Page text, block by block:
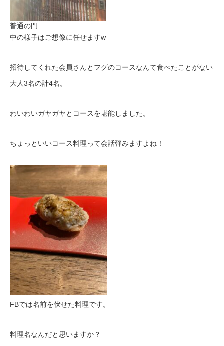
普通の門
中の様子はご想像に任せますw
招待してくれた会員さんとフグのコースなんて食べたことがない
大人3名の計4名。
わいわいガヤガヤとコースを堪能しました。
ちょっといいコース料理って会話弾みますよね！
FBでは名前を伏せた料理です。
料理名なんだと思いますか？